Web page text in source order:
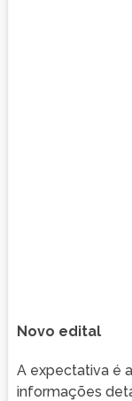
Novo edital
A expectativa é
informações